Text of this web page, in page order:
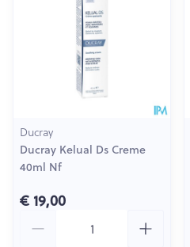
Ducray
Ducray Kelual Ds Creme
40ml Nf
€ 19,00